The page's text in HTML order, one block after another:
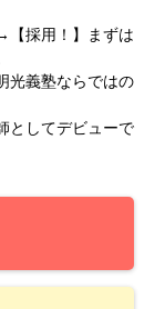
【採用！】まずは
光義塾ならではの
としてデビューで